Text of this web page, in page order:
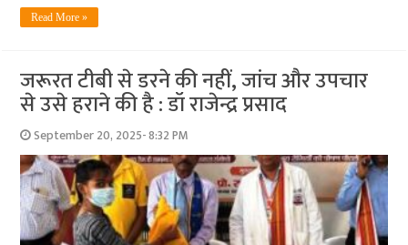
Read More »
जरूरत टीबी से डरने की नहीं, जांच और उपचार
से उसे हराने की है : डॉ राजेन्द्र प्रसाद
September 20, 2025- 8:32 PM